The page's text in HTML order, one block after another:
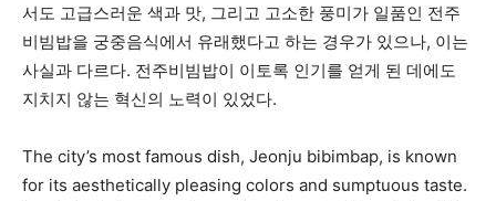
서도 고급스러운 색과 맛, 그리고 고소한 풍미가 일품인 전주
비빔밥을 궁중음식에서 유래했다고 하는 경우가 있으나, 이는
사실과 다르다. 전주비빔밥이 이토록 인기를 얻게 된 데에도
지치지 않는 혁신의 노력이 있었다.
The city’s most famous dish, Jeonju bibimbap, is known
for its aesthetically pleasing colors and sumptuous taste.